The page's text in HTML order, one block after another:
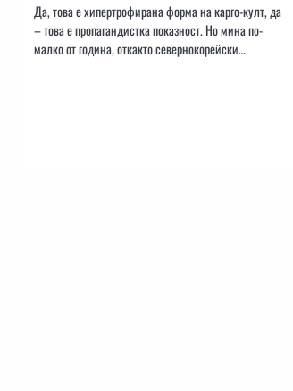
Да, това е хипертрофирана форма на карго-култ, да
– това е пропагандистка показност. Но мина по-
малко от година, откакто севернокорейски…